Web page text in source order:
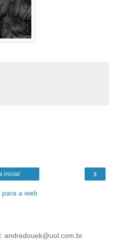
›
inicial
para a web
andredouek@uol.com.br